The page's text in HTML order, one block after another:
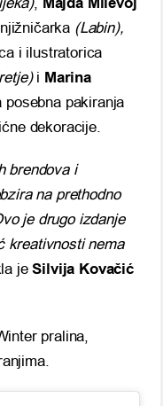
, Majda Milevoj
(Labin),
i ilustratorica
i Marina
pakiranja
dekoracije.
brendova i
na prethodno
je drugo izdanje
kreativnosti nema
jeSilvija Kovačić
pralina,